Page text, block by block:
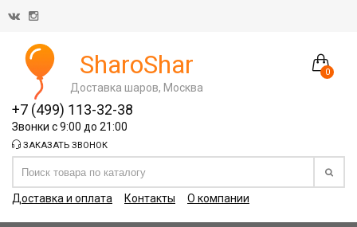
0
SharoShar
Доставка шаров, Москва
+7 (499) 113-32-38
Звонки с 9:00 до 21:00
ЗАКАЗАТЬ ЗВОНОК
Доставка и оплата Контакты О компании